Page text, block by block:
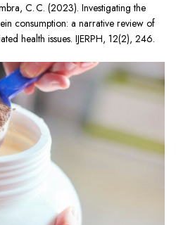
C. C. (2023). Investigating the
consumption: a narrative review of
health issues. IJERPH, 12(2), 246.